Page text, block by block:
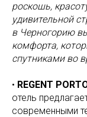
роскошь,
удивительной
в Черногорию
комфорта,
спутниками во
• REGENT
отель
современными